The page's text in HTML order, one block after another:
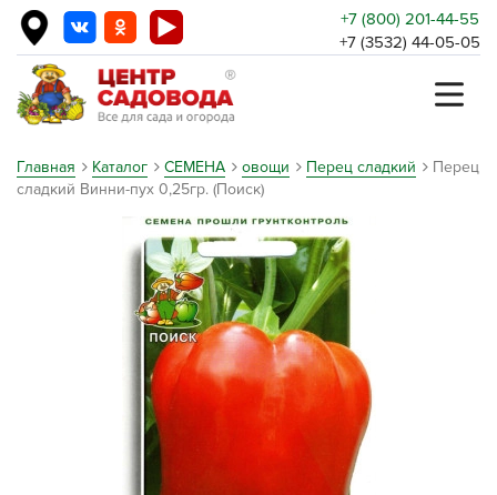
+7 (800) 201-44-55
+7 (3532) 44-05-05
Главная Каталог СЕМЕНА овощи Перец сладкий
Перец
сладкий Винни-пух 0,25гр. (Поиск)